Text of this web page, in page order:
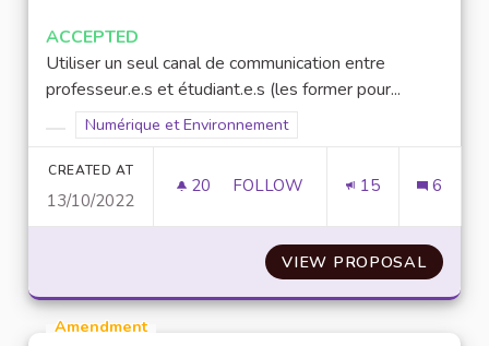
ACCEPTED
Utiliser un seul canal de communication entre
professeur.e.s et étudiant.e.s (les former pour...
Filter results for category:
Filter results for scope: Numérique et Environnement
Numérique et Environnement
CREATED AT
13/10/2022
20 20 FOLLOWERS
FOLLOW 15 6
VIEW PROPOSAL
Amendment